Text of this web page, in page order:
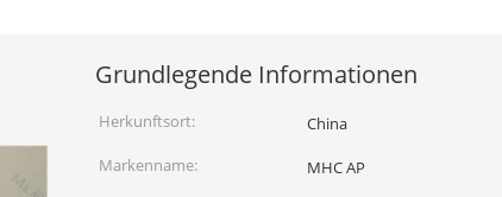
Grundlegende Informationen
Herkunftsort:
China
Markenname:
MHC AP